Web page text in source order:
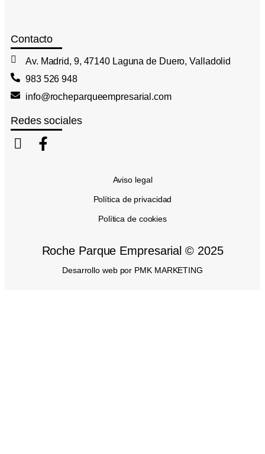
Contacto
Av. Madrid, 9, 47140 Laguna de Duero, Valladolid
983 526 948
info@rocheparqueempresarial.com
Redes sociales
Aviso legal
Política de privacidad
Política de cookies
Roche Parque Empresarial © 2025
Desarrollo web por PMK MARKETING